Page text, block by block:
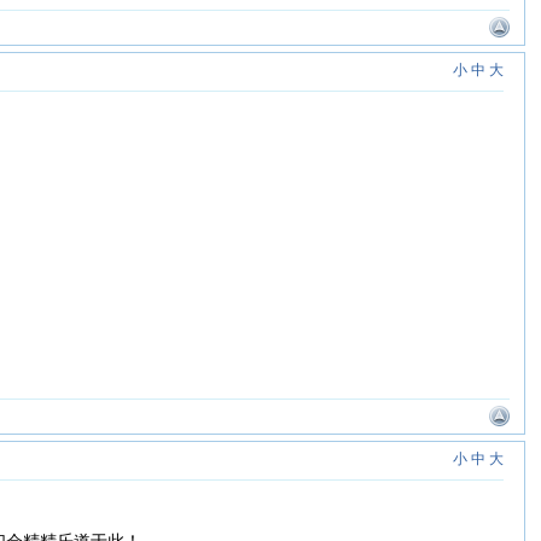
小 中 大
小 中 大